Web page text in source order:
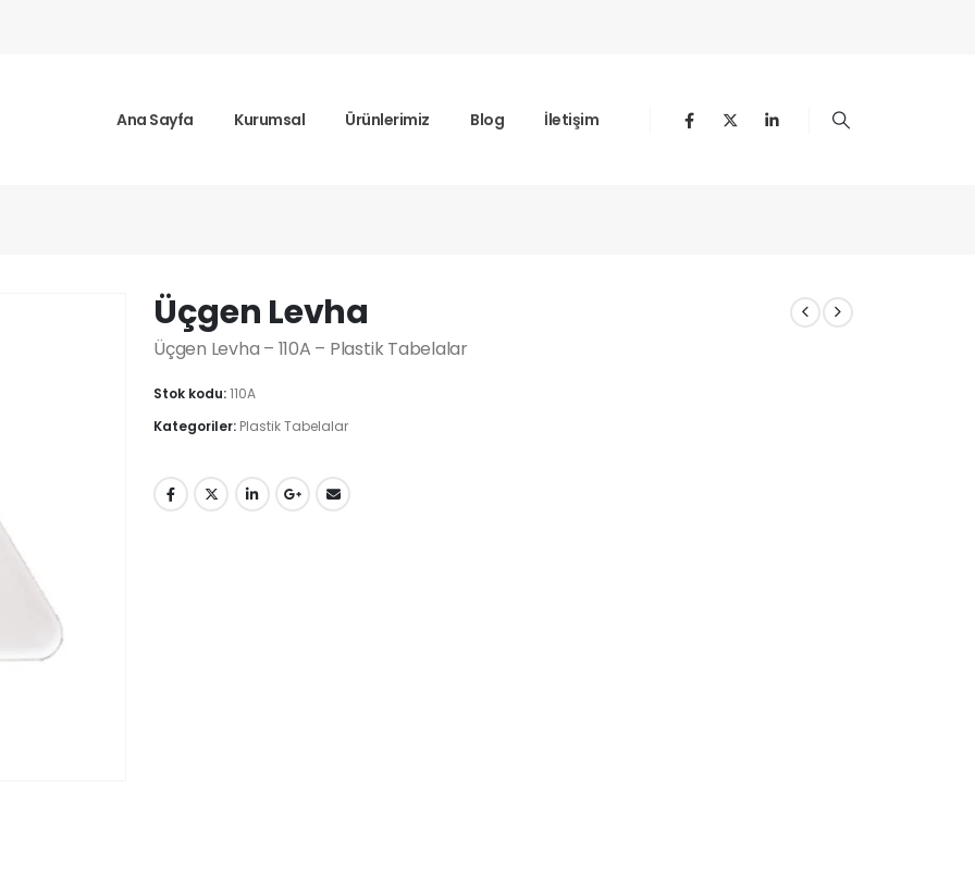
Ana Sayfa Kurumsal Ürünlerimiz Blog İletişim
Üçgen Levha
Üçgen Levha – 110A – Plastik Tabelalar
Stok kodu:110A
Kategoriler: Plastik Tabelalar